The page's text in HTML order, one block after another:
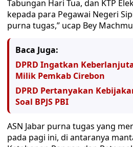
Tabungan Hari Tua, dan KTP
kepada para Pegawai Negeri
purna tugas,” ucap Bey
Baca Juga:
DPRD Ingatkan
Milik Pemkab Cirebon
DPRD Pertanyakan
Soal BPJS PBI
ASN Jabar purna tugas yang
pada pagi ini, di antaranya